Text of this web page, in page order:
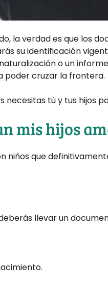
la verdad es que los
su identificación
o un
poder cruzar la frontera.
tú y tus hijos
mis hijos
niños que
llevar un